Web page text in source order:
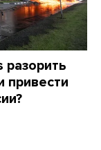
привести